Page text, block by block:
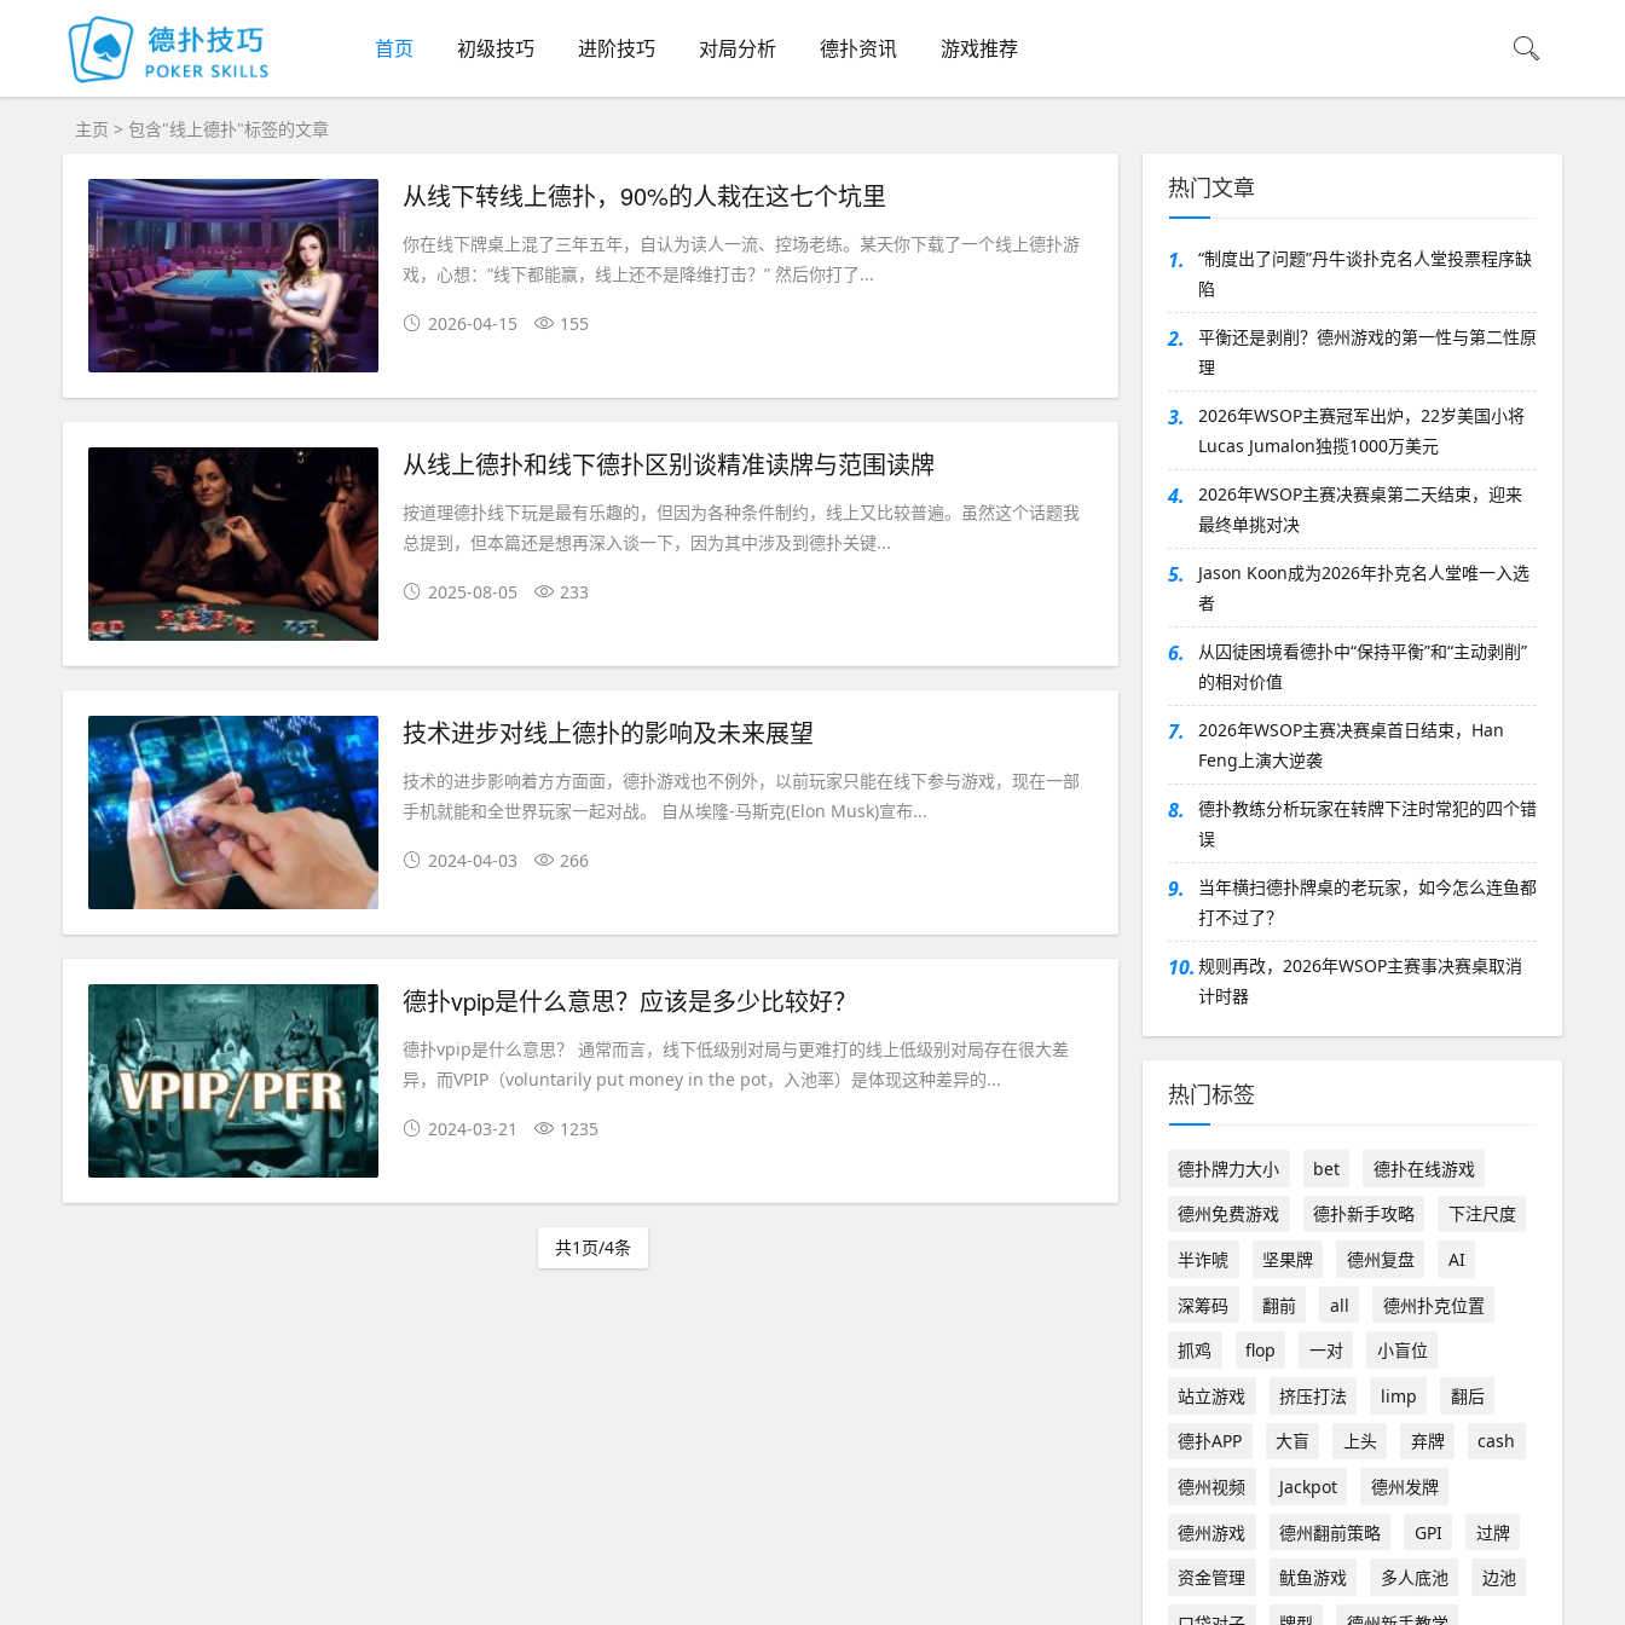
首页 初级技巧 进阶技巧 对局分析 德扑资讯 游戏推荐
主页 > 包含"线上德扑"标签的文章
从线下转线上德扑，90%的人栽在这七个坑里
你在线下牌桌上混了三年五年，自认为读人一流、控场老练。某天你下载了一个线上德扑游
戏，心想：“线下都能赢，线上还不是降维打击？” 然后你打了...
2026-04-15 155
从线上德扑和线下德扑区别谈精准读牌与范围读牌
按道理德扑线下玩是最有乐趣的，但因为各种条件制约，线上又比较普遍。虽然这个话题我
总提到，但本篇还是想再深入谈一下，因为其中涉及到德扑关键...
2025-08-05 233
技术进步对线上德扑的影响及未来展望
技术的进步影响着方方面面，德扑游戏也不例外，以前玩家只能在线下参与游戏，现在一部
手机就能和全世界玩家一起对战。 自从埃隆-马斯克(Elon Musk)宣布...
2024-04-03 266
德扑vpip是什么意思？应该是多少比较好？
德扑vpip是什么意思？ 通常而言，线下低级别对局与更难打的线上低级别对局存在很大差
异，而VPIP（voluntarily put money in the pot，入池率）是体现这种差异的...
2024-03-21 1235
共1页/4条
热门文章
1.
“制度出了问题”丹牛谈扑克名人堂投票程序缺
陷
2.
平衡还是剥削？德州游戏的第一性与第二性原
理
3.
2026年WSOP主赛冠军出炉，22岁美国小将
Lucas Jumalon独揽1000万美元
4.
2026年WSOP主赛决赛桌第二天结束，迎来
最终单挑对决
5.
Jason Koon成为2026年扑克名人堂唯一入选
者
6.
从囚徒困境看德扑中“保持平衡”和“主动剥削”
的相对价值
7.
2026年WSOP主赛决赛桌首日结束，Han
Feng上演大逆袭
8.
德扑教练分析玩家在转牌下注时常犯的四个错
误
9.
当年横扫德扑牌桌的老玩家，如今怎么连鱼都
打不过了？
10. 规则再改，2026年WSOP主赛事决赛桌取消
计时器
热门标签
德扑牌力大小 bet
德扑在线游戏
德州免费游戏
德扑新手攻略
下注尺度
半诈唬
坚果牌 德州复盘
AI
深筹码
翻前 all
德州扑克位置
抓鸡
flop 一对
小盲位
站立游戏
挤压打法 limp
翻后
德扑APP
大盲 上头 弃牌
cash
德州视频
Jackpot
德州发牌
德州游戏
德州翻前策略 GPI
过牌
资金管理
鱿鱼游戏 多人底池
边池